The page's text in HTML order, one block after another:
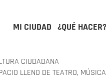
MI CIUDAD ¿QUÉ HACER?
CIUDADANA
LLENO DE TEATRO,